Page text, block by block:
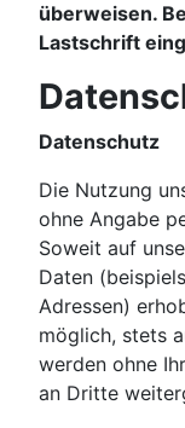
überweisen.
Lastschrift
Datenschutz
Die Nutzung
ohne Angabe
Soweit auf
Daten
Adressen)
möglich, stets
werden ohne
an Dritte